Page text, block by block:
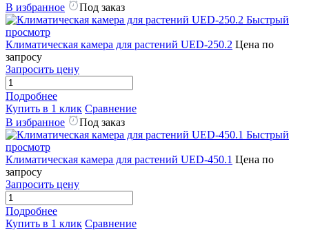
В избранное
Под заказ
Быстрый
просмотр
Климатическая камера для растений UED-250.2 Цена по
запросу
Запросить цену
Подробнее
Купить в 1 клик Сравнение
В избранное
Под заказ
Быстрый
просмотр
Климатическая камера для растений UED-450.1 Цена по
запросу
Запросить цену
Подробнее
Купить в 1 клик Сравнение